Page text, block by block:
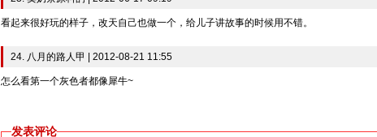
看起来很好玩的样子，改天自己也做一个，给儿子讲故事的时候用不错。
24. 八月的路人甲 | 2012-08-21 11:55
怎么看第一个灰色者都像犀牛~
发表评论